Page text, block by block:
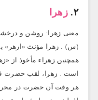
۲. زهرا
معنی زهرا: روشن و
(س) . زهرا مؤنث «ازهر»
همچنین زهراء مأخوذ از
است . زهرا، لقب حضرت
هر وقت آن حضرت در